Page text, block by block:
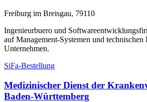
Freiburg im Breisgau, 79110
Ingenieurbuero und
auf Management-Systemen und technischen
Unternehmen.
SiFa-Bestellung
Medizinischer Dienst der
Baden-Württemberg